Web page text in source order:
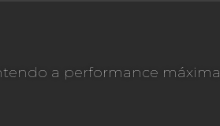
a performance máxima